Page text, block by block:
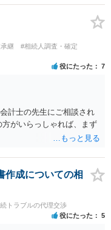
継
#相続人調査・確定
役にたった 7
計士の先生にご相談され
がいらっしゃれば、まず
作成についての相
トラブルの代理交渉
役にたった 5